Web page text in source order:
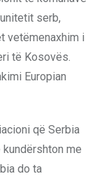
serb,
vetëmenaxhim i
të Kosovës.
Europian
që Serbia
me
do ta